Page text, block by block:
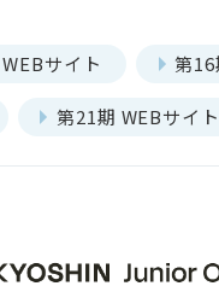
サイト 第16
第21期 WEBサイト